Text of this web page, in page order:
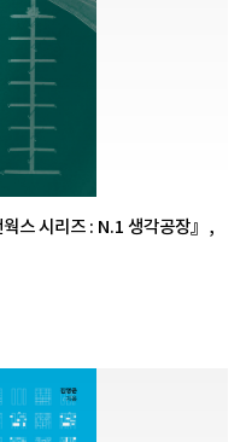
스 시리즈 : N.1 생각공장』,